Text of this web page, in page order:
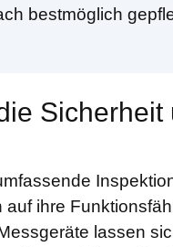
bestmöglich
ihre
lassen